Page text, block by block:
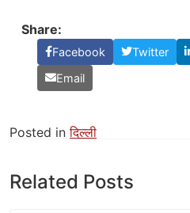
Share:
Facebook Twitter
Email
Posted inदिल्ली
Related Posts